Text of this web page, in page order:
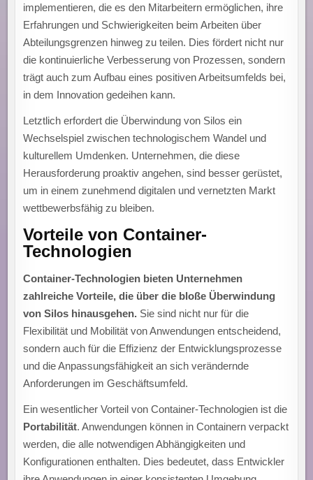
implementieren, die es den Mitarbeitern ermöglichen, ihre
Erfahrungen und Schwierigkeiten beim Arbeiten über
Abteilungsgrenzen hinweg zu teilen. Dies fördert nicht nur
die kontinuierliche Verbesserung von Prozessen, sondern
trägt auch zum Aufbau eines positiven Arbeitsumfelds bei,
in dem Innovation gedeihen kann.
Letztlich erfordert die Überwindung von Silos ein
Wechselspiel zwischen technologischem Wandel und
kulturellem Umdenken. Unternehmen, die diese
Herausforderung proaktiv angehen, sind besser gerüstet,
um in einem zunehmend digitalen und vernetzten Markt
wettbewerbsfähig zu bleiben.
Vorteile von Container-
Technologien
Container-Technologien bieten Unternehmen
zahlreiche Vorteile, die über die bloße Überwindung
von Silos hinausgehen. Sie sind nicht nur für die
Flexibilität und Mobilität von Anwendungen entscheidend,
sondern auch für die Effizienz der Entwicklungsprozesse
und die Anpassungsfähigkeit an sich verändernde
Anforderungen im Geschäftsumfeld.
Ein wesentlicher Vorteil von Container-Technologien ist die
Portabilität. Anwendungen können in Containern verpackt
werden, die alle notwendigen Abhängigkeiten und
Konfigurationen enthalten. Dies bedeutet, dass Entwickler